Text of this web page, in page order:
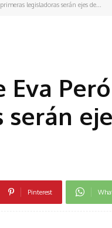
legisladoras serán ejes de...
Eva
Pinterest